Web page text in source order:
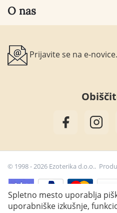
O nas
Prijavite se na e-novice.
© 1998 - 2026 Ezoterika d.o.o..
Spletno mesto uporablja
uporabniške izkušnje,